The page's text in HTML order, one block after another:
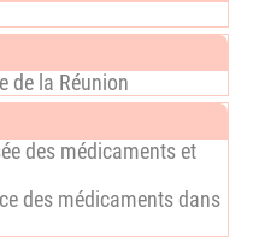
de la Réunion
des médicaments et
des médicaments dans